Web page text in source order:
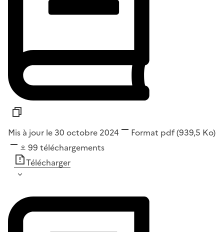
Mis à jour le 30 octobre 2024 Format pdf(939,5 Ko)
99 téléchargements
Télécharger